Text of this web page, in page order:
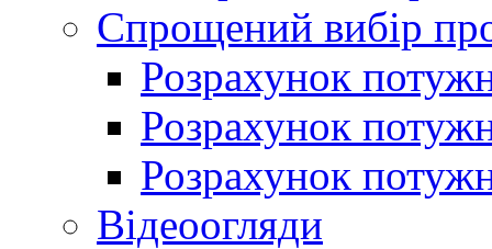
Спрощений вибір
Розрахунок
Розрахунок
Розрахунок
Відеоогляди